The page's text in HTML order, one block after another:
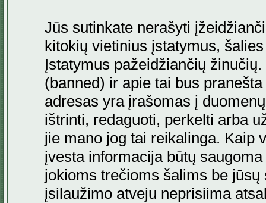
Jūs sutinkate nerašyti
kitokių vietinius įstatymus,
Įstatymus pažeidžiančių
(banned) ir apie tai bus
adresas yra įrašomas į
ištrinti, redaguoti, perkelti arba
jie mano jog tai reikalinga. Kaip
įvesta informacija būtų
jokioms trečioms šalims be jūsų
įsilaužimo atveju neprisiima